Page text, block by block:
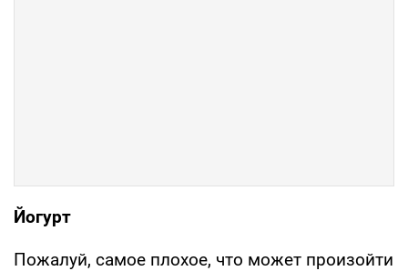
Йогурт
Пожалуй, самое плохое, что может произойти